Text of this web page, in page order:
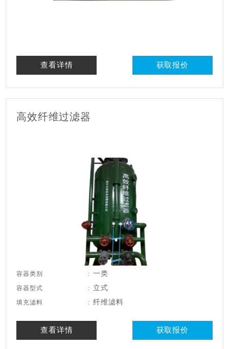
查看详情 获取报价
高效纤维过滤器
容器类别 : 一类
容器型式 : 立式
填充滤料 : 纤维滤料
查看详情 获取报价